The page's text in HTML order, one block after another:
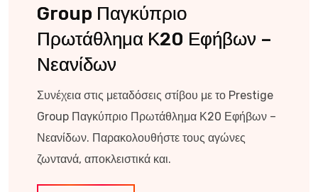
Group Παγκύπριο
Πρωτάθλημα Κ20 Εφήβων –
Νεανίδων
Συνέχεια στις μεταδόσεις στίβου με το Prestige
Group Παγκύπριο Πρωτάθλημα Κ20 Εφήβων –
Νεανίδων. Παρακολουθήστε τους αγώνες
ζωντανά, αποκλειστικά και.